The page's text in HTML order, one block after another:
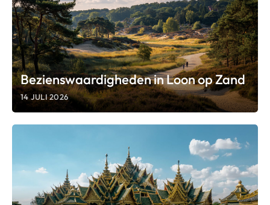
Bezienswaardigheden in Loon op Zand
14 JULI 2026